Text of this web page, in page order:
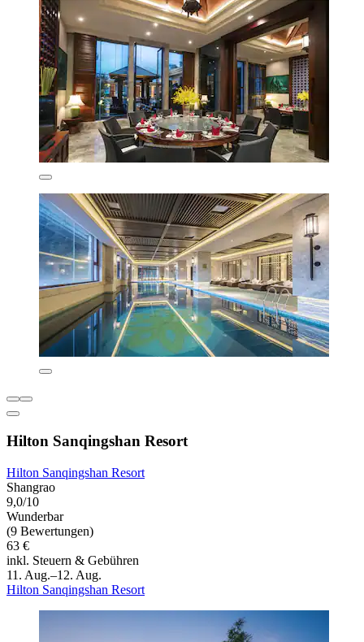
Hilton Sanqingshan Resort
Hilton Sanqingshan Resort
Shangrao
9,0/10
Wunderbar
(9 Bewertungen)
63 €
inkl. Steuern & Gebühren
11. Aug.–12. Aug.
Hilton Sanqingshan Resort